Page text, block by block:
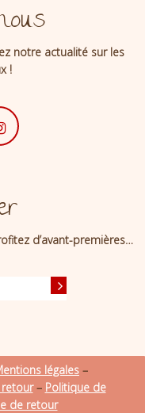
notre actualité sur les
!
d’avant-premières…
légales –
– Politique de
de retour